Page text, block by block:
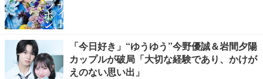
「今日好き」“ゆうゆう”今野優誠＆岩間夕陽
カップルが破局「大切な経験であり、かけが
えのない思い出」